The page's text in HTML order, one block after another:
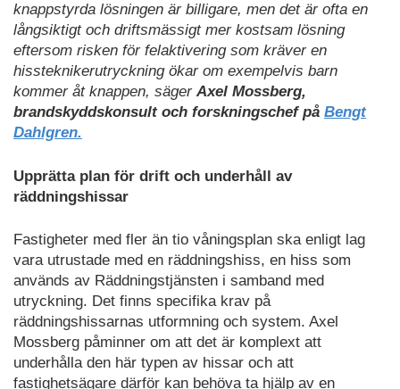
knappstyrda lösningen är billigare, men det är ofta en
långsiktigt och driftsmässigt mer kostsam lösning
eftersom risken för felaktivering som kräver en
hissteknikerutryckning ökar om exempelvis barn
kommer åt knappen, säger Axel Mossberg,
brandskyddskonsult och forskningschef på Bengt
Dahlgren.
Upprätta plan för drift och underhåll av
räddningshissar
Fastigheter med fler än tio våningsplan ska enligt lag
vara utrustade med en räddningshiss, en hiss som
används av Räddningstjänsten i samband med
utryckning. Det finns specifika krav på
räddningshissarnas utformning och system. Axel
Mossberg påminner om att det är komplext att
underhålla den här typen av hissar och att
fastighetsägare därför kan behöva ta hjälp av en